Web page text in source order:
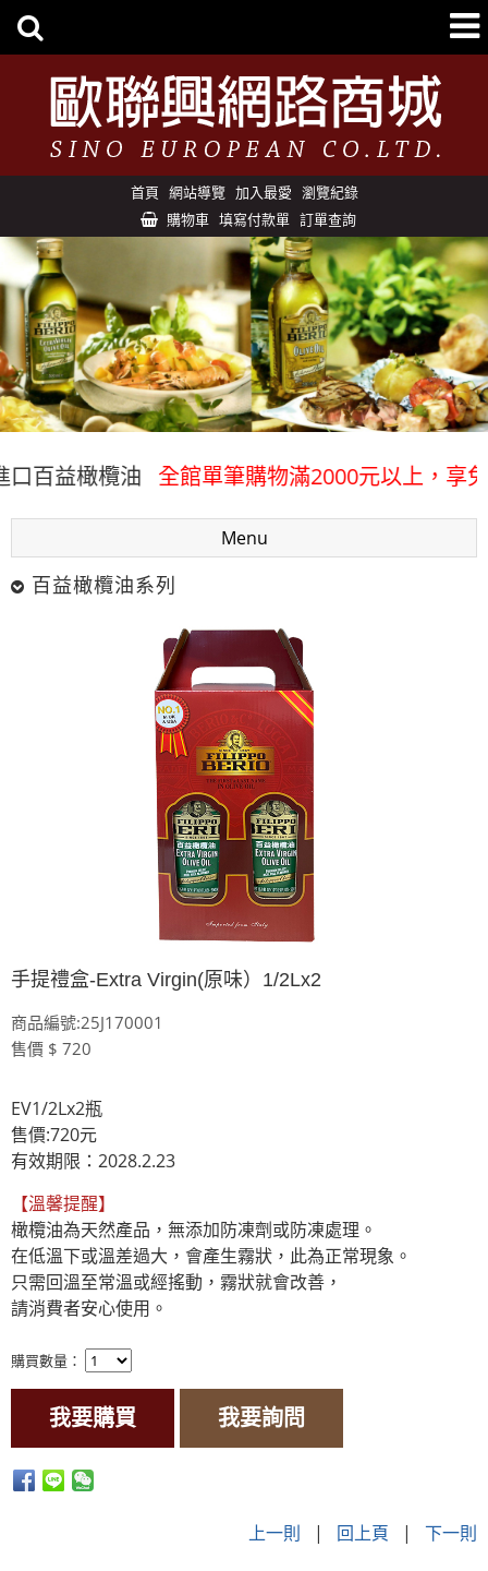
首頁 網站導覽 加入最愛 瀏覽紀錄
購物車 填寫付款單 訂單查詢
益橄欖油 全館單筆購物滿2000元以上，享免運
Menu
百益橄欖油系列
手提禮盒-Extra Virgin(原味）1/2Lx2
商品編號:25J170001
售價 $ 720
EV1/2Lx2瓶
售價:720元
有效期限：2028.2.23
【溫馨提醒】
橄欖油為天然產品，無添加防凍劑或防凍處理。
在低溫下或溫差過大，會產生霧狀，此為正常現象。
只需回溫至常溫或經搖動，霧狀就會改善，
請消費者安心使用。
購買數量：
我要購買 我要詢問
上一則 | 回上頁 | 下一則